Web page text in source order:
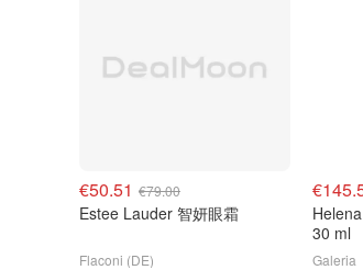
€50.51 €79.00
Estee Lauder 智妍眼霜
Flaconi (DE)
30 ml
Galeria